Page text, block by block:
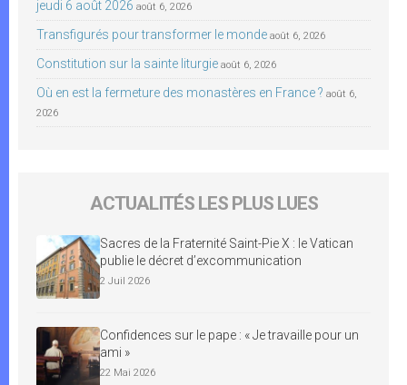
jeudi 6 août 2026 août 6, 2026
Transfigurés pour transformer le monde août 6, 2026
Constitution sur la sainte liturgie août 6, 2026
Où en est la fermeture des monastères en France ? août 6,
2026
ACTUALITÉS LES PLUS LUES
Sacres de la Fraternité Saint-Pie X : le Vatican
publie le décret d’excommunication
2 Juil 2026
Confidences sur le pape : « Je travaille pour un
ami »
22 Mai 2026